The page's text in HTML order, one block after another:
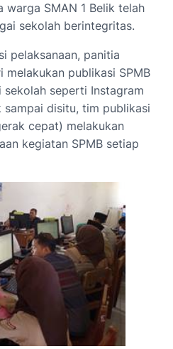
warga SMAN 1 Belik telah
sekolah berintegritas.
pelaksanaan, panitia
melakukan publikasi SPMB
sekolah seperti Instagram
sampai disitu, tim publikasi
cepat) melakukan
kegiatan SPMB setiap